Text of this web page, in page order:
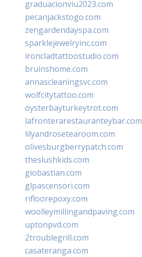
graduacionviu2023.com
pecanjackstogo.com
zengardendayspa.com
sparklejewelryinc.com
ironcladtattoostudio.com
bruinshome.com
annascleaningsvc.com
wolfcitytattoo.com
oysterbayturkeytrot.com
lafronterarestauranteybar.com
lilyandrosetearoom.com
olivesburgberrypatch.com
theslushkids.com
giobastian.com
glpascensori.com
rifloorepoxy.com
woolleymillingandpaving.com
uptonpvd.com
2troublegrill.com
casateranga.com